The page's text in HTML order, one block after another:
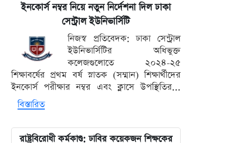
ইনকোর্স নম্বর নিয়ে নতুন নির্দেশনা দিল ঢাকা
সেন্ট্রাল ইউনিভার্সিটি
নিজস্ব প্রতিবেদক: ঢাকা সেন্ট্রাল
ইউনিভার্সিটির অধিভুক্ত
কলেজগুলোতে ২০২৪-২৫
শিক্ষাবর্ষের প্রথম বর্ষ স্নাতক (সম্মান) শিক্ষার্থীদের
ইনকোর্স পরীক্ষার নম্বর এবং ক্লাসে উপস্থিতির...
বিস্তারিত
রাষ্ট্রবিরোধী কর্মকাণ্ড: ঢাবির কয়েকজন শিক্ষকের